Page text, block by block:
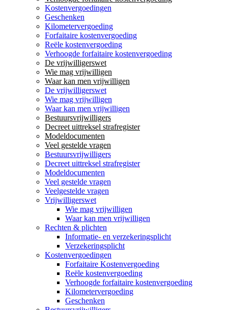
Kostenvergoedingen
Geschenken
Kilometervergoeding
Forfaitaire kostenvergoeding
Reële kostenvergoeding
Verhoogde forfaitaire kostenvergoeding
De vrijwilligerswet
Wie mag vrijwilligen
Waar kan men vrijwilligen
De vrijwilligerswet
Wie mag vrijwilligen
Waar kan men vrijwilligen
Bestuursvrijwilligers
Decreet uittreksel strafregister
Modeldocumenten
Veel gestelde vragen
Bestuursvrijwilligers
Decreet uittreksel strafregister
Modeldocumenten
Veel gestelde vragen
Veelgestelde vragen
Vrijwilligerswet
Wie mag vrijwilligen
Waar kan men vrijwilligen
Rechten & plichten
Informatie- en verzekeringsplicht
Verzekeringsplicht
Kostenvergoedingen
Forfaitaire Kostenvergoeding
Reële kostenvergoeding
Verhoogde forfaitaire kostenvergoeding
Kilometervergoeding
Geschenken